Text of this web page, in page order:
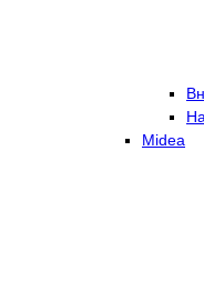
Midea